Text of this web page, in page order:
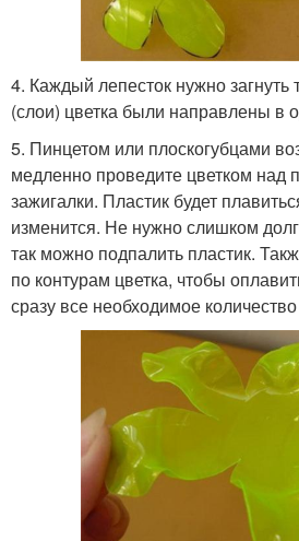
4. Каждый лепесток нужно загнуть
(слои) цветка были направлены в
5. Пинцетом или плоскогубцами
медленно проведите цветком над
зажигалки. Пластик будет
изменится. Не нужно слишком
так можно подпалить пластик.
по контурам цветка, чтобы
сразу все необходимое количество